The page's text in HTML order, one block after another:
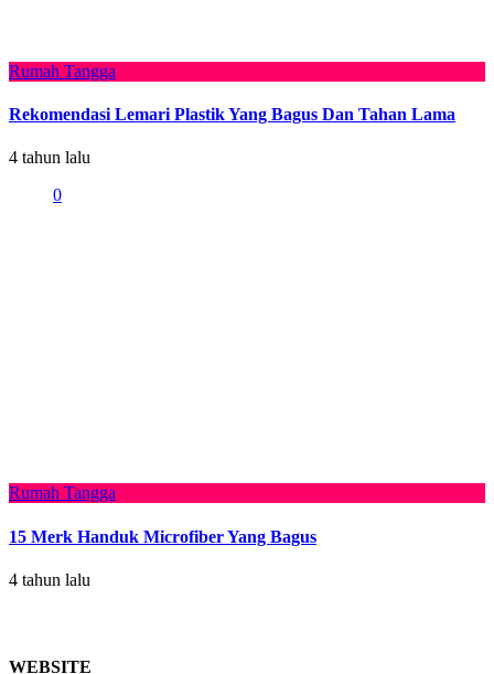
Rumah Tangga
Rekomendasi Lemari Plastik Yang Bagus Dan Tahan Lama
4 tahun lalu
0
Rumah Tangga
15 Merk Handuk Microfiber Yang Bagus
4 tahun lalu
WEBSITE